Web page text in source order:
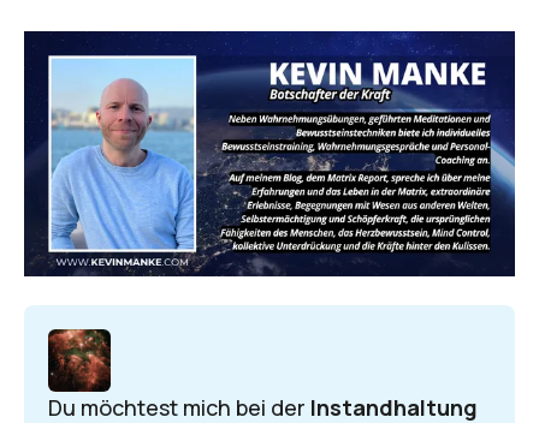
Du möchtest mich bei der